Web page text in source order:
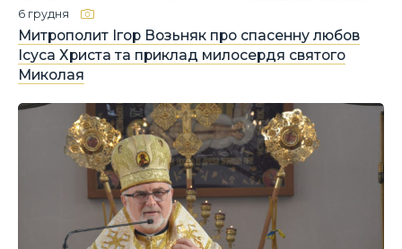
Митрополит Ігор Возьняк про спасенну любов
Ісуса Христа та приклад милосердя святого
Миколая
6 грудня